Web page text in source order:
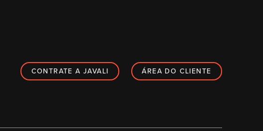
CONTRATE A JAVALI ÁREA DO CLIENTE